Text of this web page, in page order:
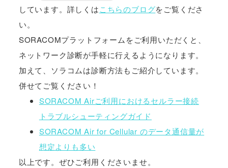
しています。詳しくはこちらのブログをご覧くださ
い。
SORACOMプラットフォームをご利用いただくと、
ネットワーク診断が手軽に行えるようになります。
加えて、ソラコムは診断方法もご紹介しています。
併せてご覧ください！
SORACOM Airご利用におけるセルラー接続
トラブルシューティングガイド
SORACOM Air for Cellular のデータ通信量が
想定よりも多い
以上です。ぜひご利用くださいませ。